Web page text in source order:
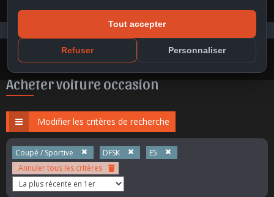
Tout accepter
Refuser Personnaliser
Voiture Occasion Maroc Acheter DFSK E5 occasion au Maroc
Acheter voiture occasion
Modifier les critères de recherche
Coupé / Sportive DFSK
E5
Annuler tous les critères